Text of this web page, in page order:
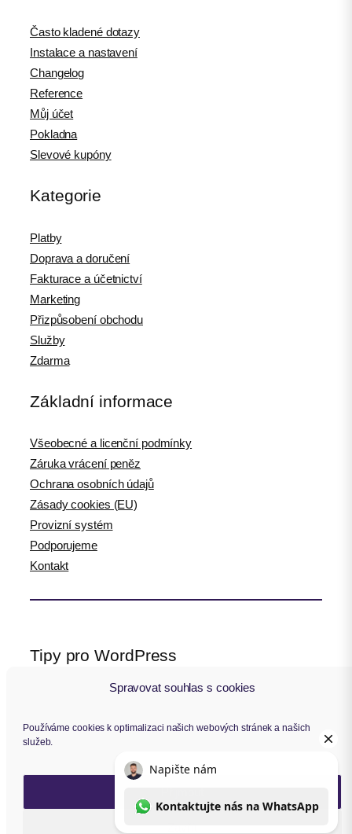
Spravovat souhlas s cookies
Používáme cookies k optimalizaci našich webových stránek a našich
služeb.
Často kladené dotazy
Instalace a nastavení
Changelog
Reference
Můj účet
Pokladna
Slevové kupóny
Kategorie
Platby
Doprava a doručení
Fakturace a účetnictví
Marketing
Přizpůsobení obchodu
Služby
Zdarma
Základní informace
Všeobecné a licenční podmínky
Záruka vrácení peněz
Ochrana osobních údajů
Zásady cookies (EU)
Provizní systém
Podporujeme
Kontakt
Tipy pro WordPress
WPlama.cz: WordPress návody
F
Y
I
L